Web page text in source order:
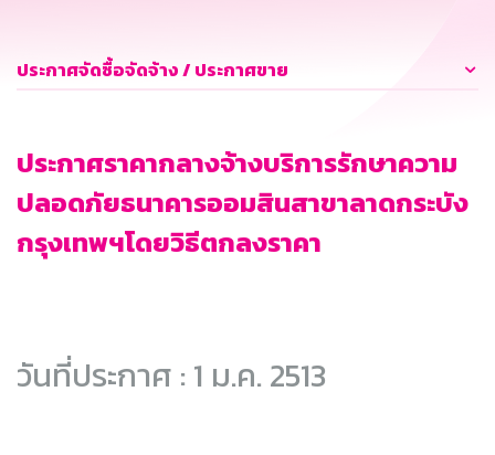
ประกาศจัดซื้อจัดจ้าง / ประกาศขาย
ประกาศราคากลางจ้างบริการรักษาความ
ปลอดภัยธนาคารออมสินสาขาลาดกระบัง
กรุงเทพฯโดยวิธีตกลงราคา
วันที่ประกาศ : 1 ม.ค. 2513